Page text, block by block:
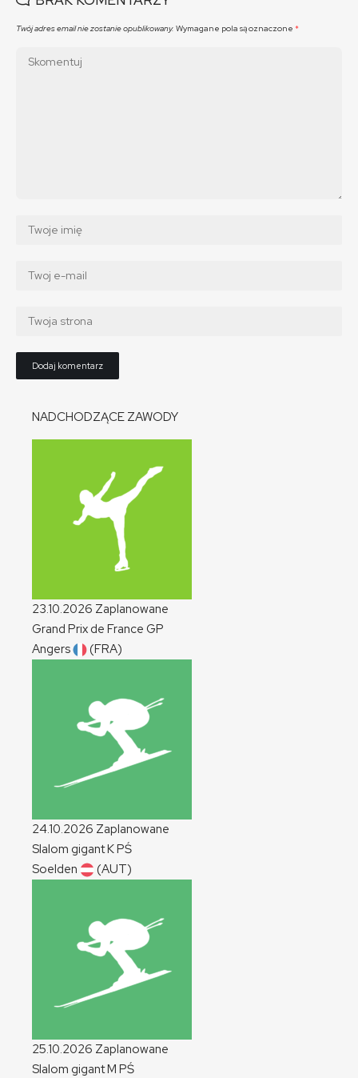
Twój adres email nie zostanie opublikowany. Wymagane pola są oznaczone *
NADCHODZĄCE ZAWODY
23.10.2026 Zaplanowane
Grand Prix de France GP
Angers
(FRA)
24.10.2026 Zaplanowane
Slalom gigantKPŚ
Soelden
(AUT)
25.10.2026 Zaplanowane
Slalom gigantM PŚ